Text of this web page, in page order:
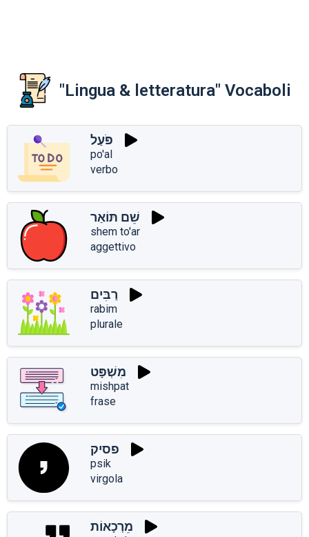
"Lingua & letteratura" Vocaboli
פֹּעַל
po'al
verbo
שֵׁם תּוֹאַר
shem to'ar
aggettivo
רַבִּים
rabim
plurale
מִשְׁפָּט
mishpat
frase
פסיק
psik
virgola
מֵרְכָאוֹת